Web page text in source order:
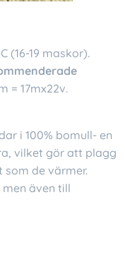
C (16-19 maskor).
= 17mx22v.
i 100% bomull- en
vilket gör att plagg
de värmer.
även till